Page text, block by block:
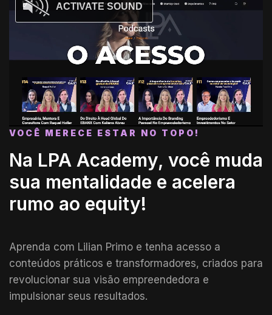
VOCÊ MERECE ESTAR NO TOPO!
Na LPA Academy, você muda
sua mentalidade e acelera
rumo ao equity!
Aprenda com Lilian Primo e tenha acesso a
conteúdos práticos e transformadores, criados para
revolucionar sua visão empreendedora e
impulsionar seus resultados.